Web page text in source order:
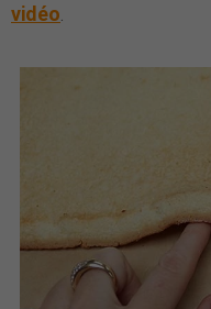
vidéo.